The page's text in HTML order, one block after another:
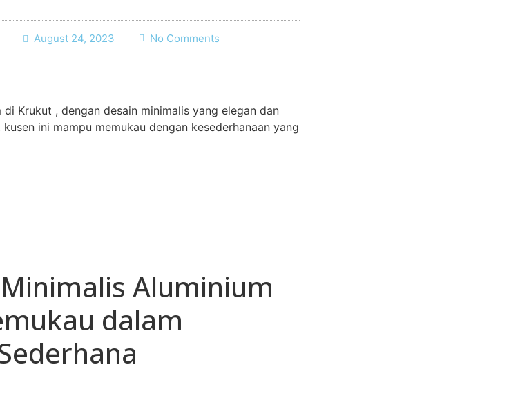
August 24, 2023 No Comments
di Krukut , dengan desain minimalis yang elegan dan
ini mampu memukau dengan kesederhanaan yang
Aluminium
dalam